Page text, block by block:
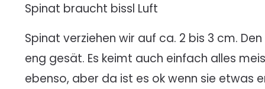
Spinat braucht bissl Luft
Spinat verziehen wir auf ca. 2 bis 3 cm.
eng gesät. Es keimt auch einfach alles
ebenso, aber da ist es ok wenn sie etwas